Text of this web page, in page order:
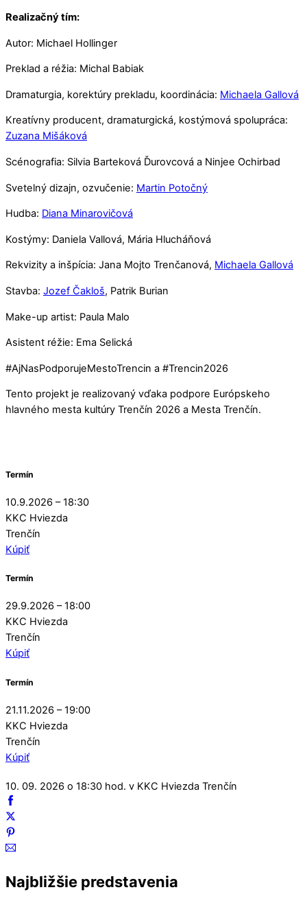
Realizačný tím:
Autor: Michael Hollinger
Preklad a réžia: Michal Babiak
Dramaturgia, korektúry prekladu, koordinácia: Michaela Gallová
Kreatívny producent, dramaturgická, kostýmová spolupráca:
Zuzana Mišáková
Scénografia: Silvia Barteková Ďurovcová a Ninjee Ochirbad
Svetelný dizajn, ozvučenie: Martin Potočný
Hudba: Diana Minarovičová
Kostýmy: Daniela Vallová, Mária Hlucháňová
Rekvizity a inšpícia: Jana Mojto Trenčanová, Michaela Gallová
Stavba: Jozef Čakloš, Patrik Burian
Make-up artist: Paula Malo
Asistent réžie: Ema Selická
#AjNasPodporujeMestoTrencin a #Trencin2026
Tento projekt je realizovaný vďaka podpore Európskeho
hlavného mesta kultúry Trenčín 2026 a Mesta Trenčín.
Termín
10.9.2026 – 18:30
KKC Hviezda
Trenčín
Kúpiť
Termín
29.9.2026 – 18:00
KKC Hviezda
Trenčín
Kúpiť
Termín
21.11.2026 – 19:00
KKC Hviezda
Trenčín
Kúpiť
10. 09. 2026 o 18:30 hod. v KKC Hviezda Trenčín
Najbližšie predstavenia